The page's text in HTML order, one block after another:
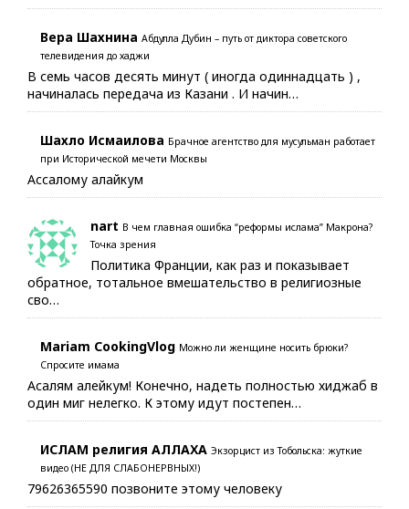
Вера Шахнина Абдулла Дубин – путь от диктора советского
телевидения до хаджи
В семь часов десять минут ( иногда одиннадцать ) ,
начиналась передача из Казани . И начин…
Шахло Исмаилова Брачное агентство для мусульман работает
при Исторической мечети Москвы
Ассалому алайкум
nart В чем главная ошибка “реформы ислама” Макрона?
Точка зрения
Политика Франции, как раз и показывает
обратное, тотальное вмешательство в религиозные
сво…
Mariam CookingVlog Можно ли женщине носить брюки?
Спросите имама
Асалям алейкум! Конечно, надеть полностью хиджаб в
один миг нелегко. К этому идут постепен…
ИСЛАМ религия АЛЛАХА Экзорцист из Тобольска: жуткие
видео (НЕ ДЛЯ СЛАБОНЕРВНЫХ!)
79626365590 позвоните этому человеку